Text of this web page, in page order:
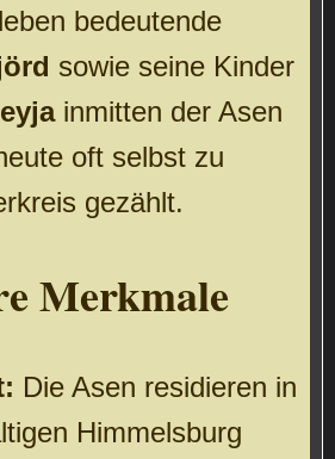
bedeutende
sowie seine Kinder
inmitten der Asen
oft selbst zu
gezählt.
Merkmale
Die Asen residieren in
Himmelsburg